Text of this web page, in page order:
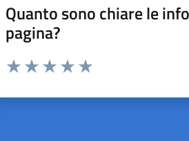
Quanto sono chiare le
pagina?
Valuta da 1 a 5 stelle la pagina